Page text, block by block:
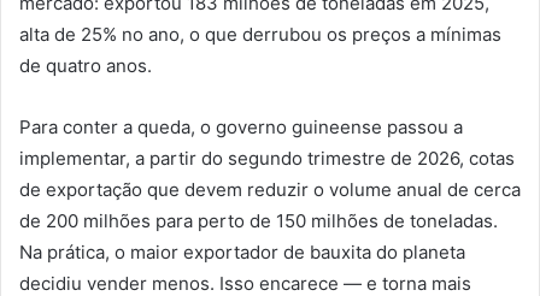
alta de 25% no ano, o que derrubou os preços a mínimas
de quatro anos.
Para conter a queda, o governo guineense passou a
implementar, a partir do segundo trimestre de 2026, cotas
de exportação que devem reduzir o volume anual de cerca
de 200 milhões para perto de 150 milhões de toneladas.
Na prática, o maior exportador de bauxita do planeta
decidiu vender menos. Isso encarece — e torna mais